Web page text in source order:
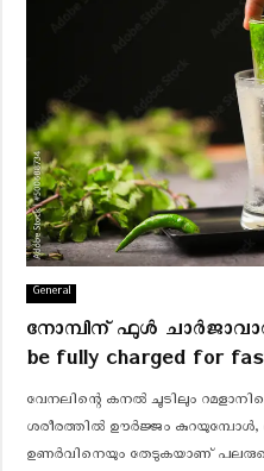
General
നോമ്പിന് ഫുൾ
be fully charged for
വേനലിന്റെ കനൽ ചൂടിലും
ശരീരത്തിൽ ഊർജ്ജം
ഉണർവിനെയും തേടുകയാണ്